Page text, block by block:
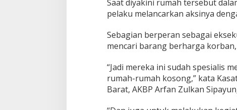
Saat diyakini rumah tersebut
pelaku melancarkan aksinya
Sebagian berperan sebagai
mencari barang berharga
“Jadi mereka ini sudah spesialis
rumah-rumah kosong,” kata
Barat, AKBP Arfan Zulkan